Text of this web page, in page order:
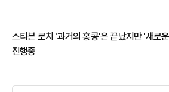
스티븐 로치 '과거의 홍콩'은 끝났지만 '새로
진행중